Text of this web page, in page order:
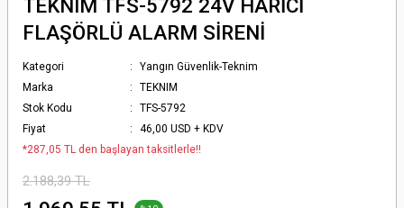
TEKNIM TFS-5792 24V HARİCİ
FLAŞÖRLÜ ALARM SİRENİ
Kategori
Yangın Güvenlik-Teknim
Marka
TEKNIM
Stok Kodu
TFS-5792
Fiyat
46,00 USD + KDV
*287,05 TL den başlayan taksitlerle!!
2.188,39 TL